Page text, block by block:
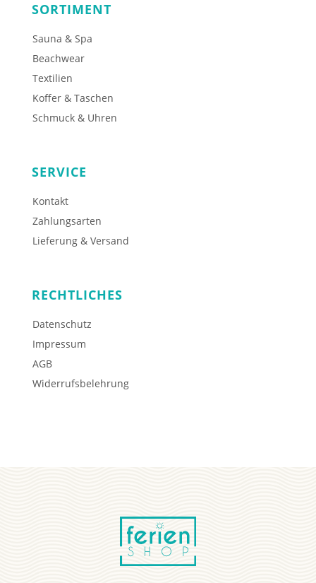
SORTIMENT
Sauna & Spa
Beachwear
Textilien
Koffer & Taschen
Schmuck & Uhren
SERVICE
Kontakt
Zahlungsarten
Lieferung & Versand
RECHTLICHES
Datenschutz
Impressum
AGB
Widerrufsbelehrung